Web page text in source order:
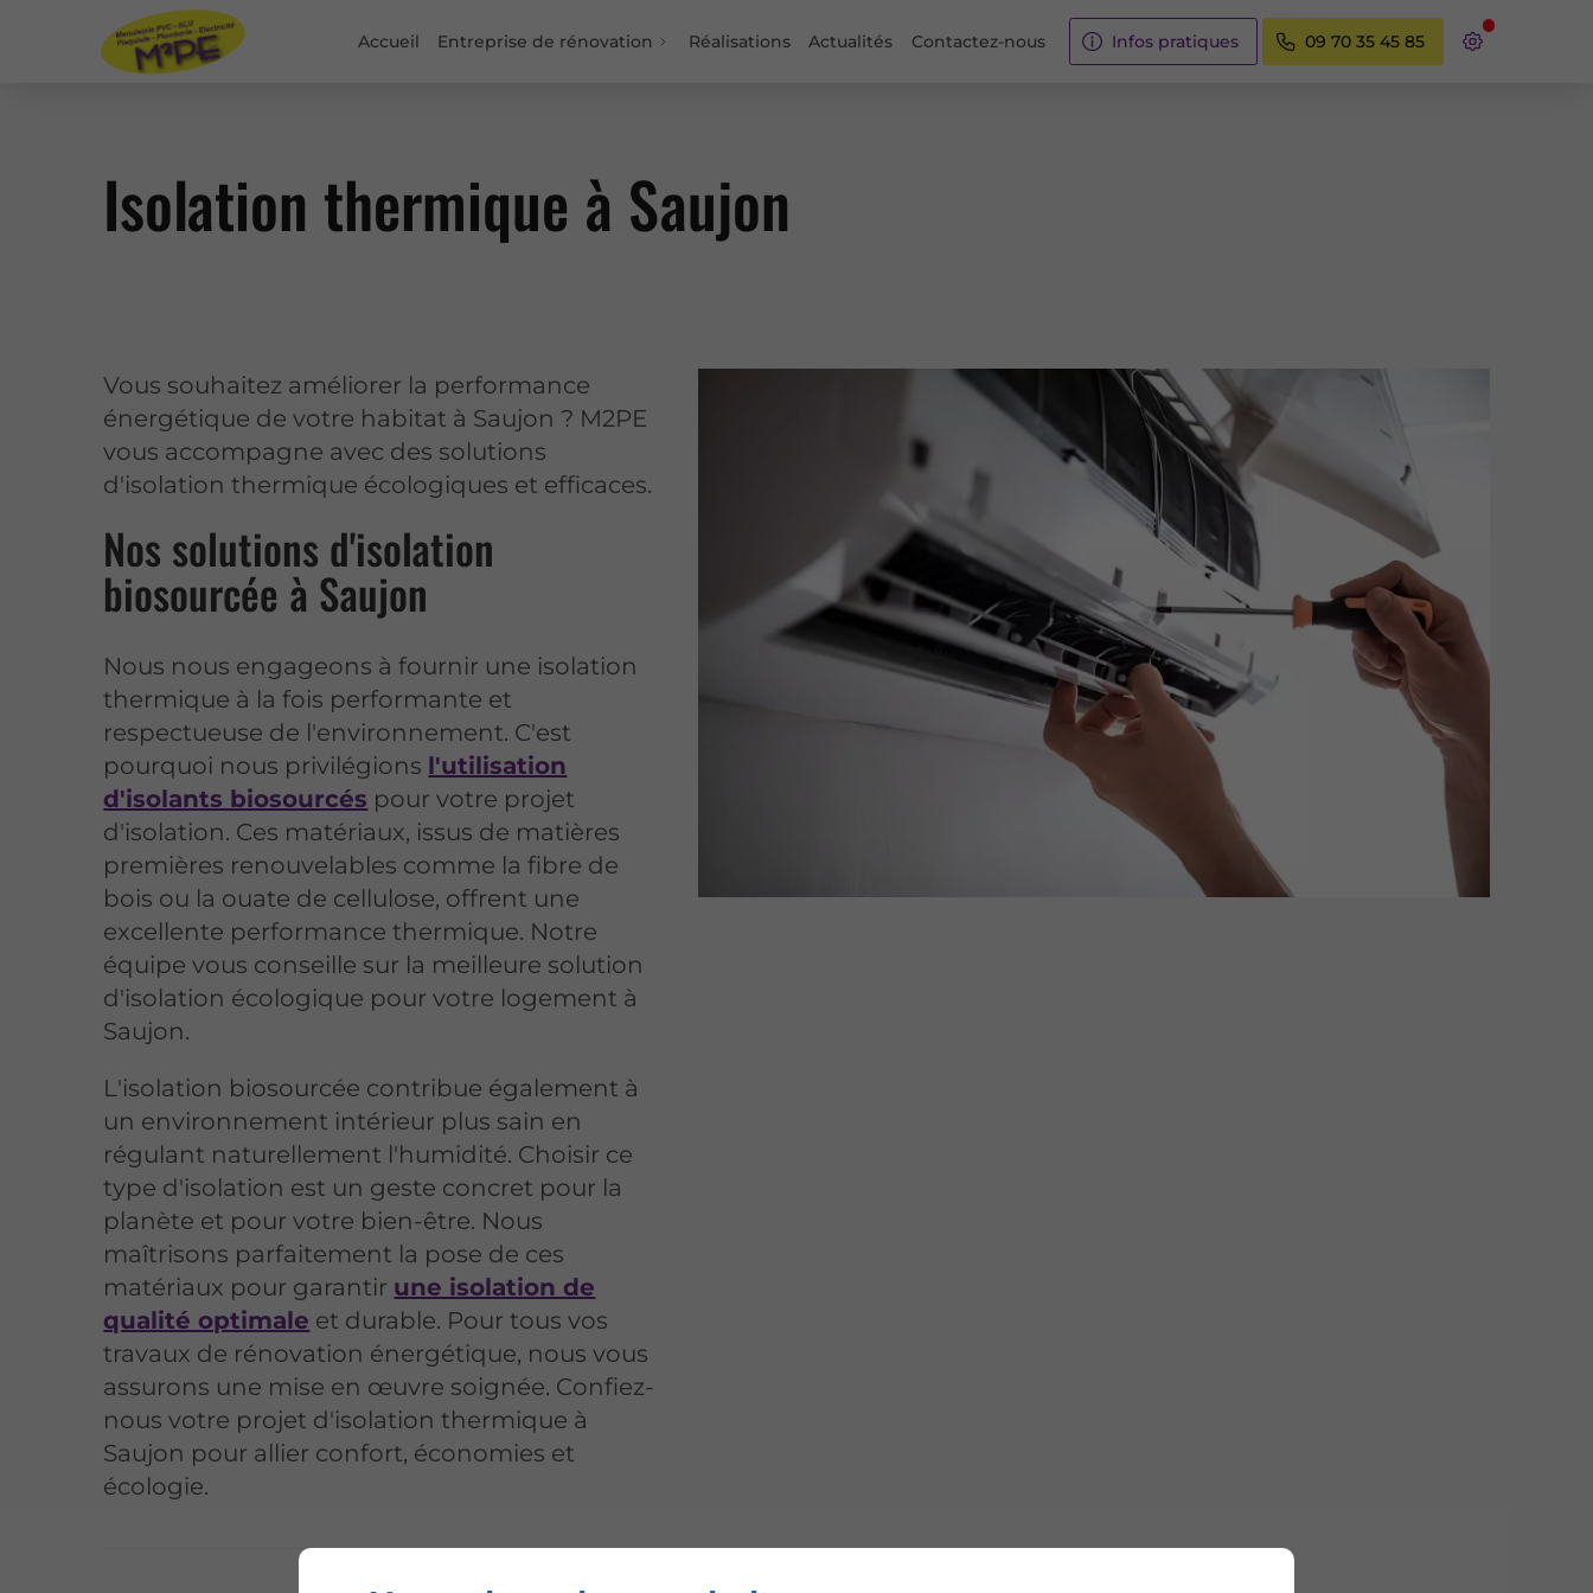
Accueil Entreprise de rénovation Réalisations Actualités Contactez-nous Infos pratiques 09 70 35 45 85
Isolation thermique à Saujon
Vous souhaitez améliorer la performance
énergétique de votre habitat à Saujon ? M2PE
vous accompagne avec des solutions
d'isolation thermique écologiques et efficaces.
Nos solutions d'isolation
biosourcée à Saujon
Nous nous engageons à fournir une isolation
thermique à la fois performante et
respectueuse de l'environnement. C'est
pourquoi nous privilégions l'utilisation
d'isolants biosourcés pour votre projet
d'isolation. Ces matériaux, issus de matières
premières renouvelables comme la fibre de
bois ou la ouate de cellulose, offrent une
excellente performance thermique. Notre
équipe vous conseille sur la meilleure solution
d'isolation écologique pour votre logement à
Saujon.
L'isolation biosourcée contribue également à
un environnement intérieur plus sain en
régulant naturellement l'humidité. Choisir ce
type d'isolation est un geste concret pour la
planète et pour votre bien-être. Nous
maîtrisons parfaitement la pose de ces
matériaux pour garantir une isolation de
qualité optimale et durable. Pour tous vos
travaux de rénovation énergétique, nous vous
assurons une mise en œuvre soignée. Confiez-
nous votre projet d'isolation thermique à
Saujon pour allier confort, économies et
écologie.